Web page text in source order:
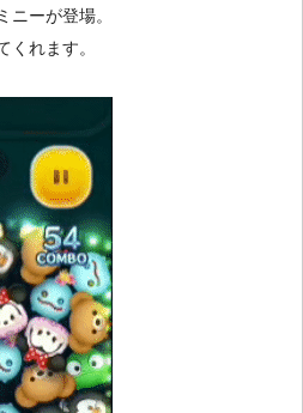
ニーが登場。
くれます。